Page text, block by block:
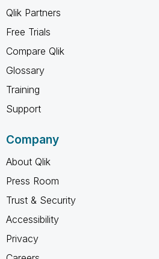
Qlik Partners
Free Trials
Compare Qlik
Glossary
Training
Support
Company
About Qlik
Press Room
Trust & Security
Accessibility
Privacy